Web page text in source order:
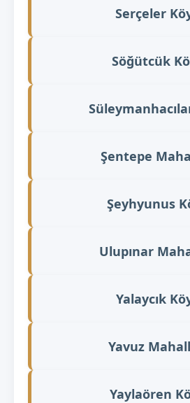
Serçeler
Söğütcük
Şentepe
Şeyhyunus
Ulupınar
Yalaycık
Yavuz
Yaylaören